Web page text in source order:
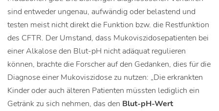
sind entweder ungenau, aufwändig oder belastend und
testen meist nicht direkt die Funktion bzw. die Restfunktion
des CFTR. Der Umstand, dass Mukoviszidosepatienten bei
einer Alkalose den Blut-pH nicht adäquat regulieren
können, brachte die Forscher auf den Gedanken, dies für die
Diagnose einer Mukoviszidose zu nutzen: „Die erkrankten
Kinder oder auch älteren Patienten müssten lediglich ein
Getränk zu sich nehmen, das den Blut-pH-Wert